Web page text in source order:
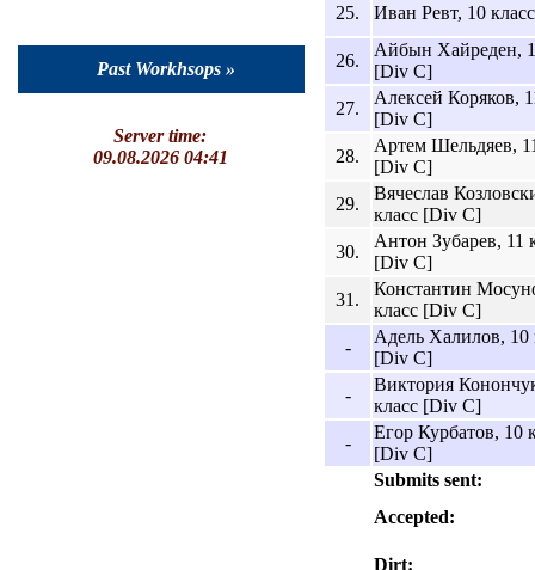
Past Workhsops »
Server time:
09.08.2026 04:41
25.
Иван Ревт, 10
26.
Айбын Хайреден,
[Div C]
27.
Алексей Коряков,
[Div C]
28.
Артем Шельдяев,
[Div C]
29.
Вячеслав
класс [Div C]
30.
Антон Зубарев, 11
[Div C]
31.
Константин
класс [Div C]
-
Адель Халилов, 10
[Div C]
-
Виктория
класс [Div C]
-
Егор Курбатов, 10
[Div C]
Submits sent:
Accepted:
Dirt: